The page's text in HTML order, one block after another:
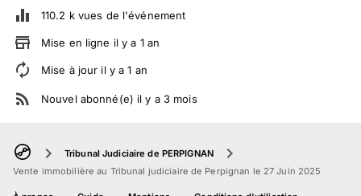
110.2 kvues de l'événement
Mise en ligne il y a 1 an
Mise à jour il y a1 an
Nouvel abonné(e) il y a 3 mois
Tribunal Judiciaire de PERPIGNAN
Vente immobilière au Tribunal judiciaire de Perpignan le 27 Juin 2025